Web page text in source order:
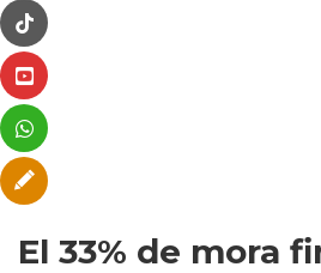
El 33% de mora